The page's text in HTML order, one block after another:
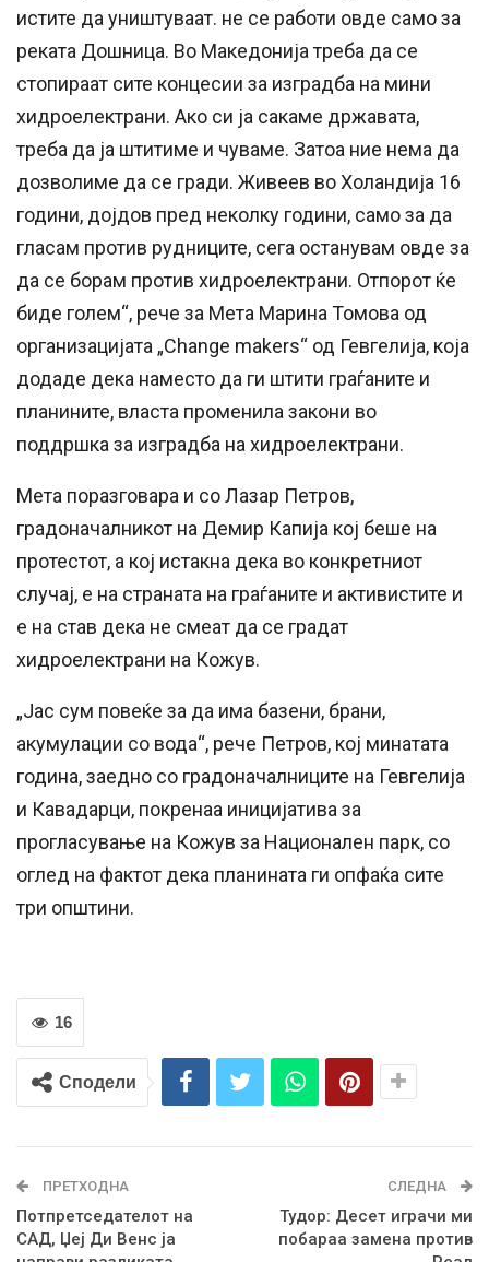
истите да уништуваат. не се работи овде само за
реката Дошница. Во Македонија треба да се
стопираат сите концесии за изградба на мини
хидроелектрани. Ако си ја сакаме државата,
треба да ја штитиме и чуваме. Затоа ние нема да
дозволиме да се гради. Живеев во Холандија 16
години, дојдов пред неколку години, само за да
гласам против рудниците, сега останувам овде за
да се борам против хидроелектрани. Отпорот ќе
биде голем“, рече за Мета Марина Томова од
организацијата „Change makers“ од Гевгелија, која
додаде дека наместо да ги штити граѓаните и
планините, власта променила закони во
поддршка за изградба на хидроелектрани.
Мета поразговара и со Лазар Петров,
градоначалникот на Демир Капија кој беше на
протестот, а кој истакна дека во конкретниот
случај, е на страната на граѓаните и активистите и
е на став дека не смеат да се градат
хидроелектрани на Кожув.
„Јас сум повеќе за да има базени, брани,
акумулации со вода“, рече Петров, кој минатата
година, заедно со градоначалниците на Гевгелија
и Кавадарци, покренаа иницијатива за
прогласување на Кожув за Национален парк, со
оглед на фактот дека планината ги опфаќа сите
три општини.
16
Сподели
ПРЕТХОДНА
Потпретседателот на
САД, Џеј Ди Венс ја
СЛЕДНА
Тудор: Десет играчи ми
побараа замена против